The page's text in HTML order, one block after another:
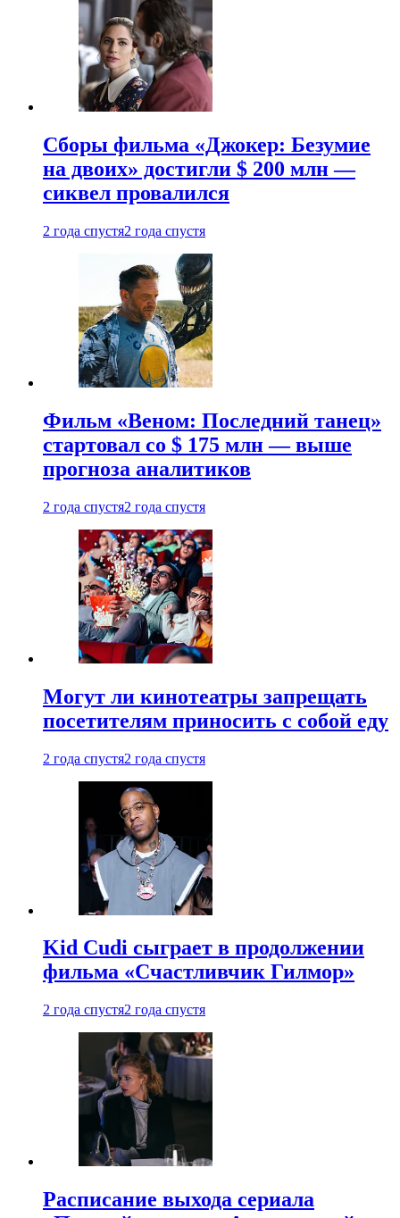
Сборы фильма «Джокер: Безумие
на двоих» достигли $ 200 млн —
сиквел провалился
2 года спустя2 года спустя
Фильм «Веном: Последний танец»
стартовал со $ 175 млн — выше
прогноза аналитиков
2 года спустя2 года спустя
Могут ли кинотеатры запрещать
посетителям приносить с собой еду
2 года спустя2 года спустя
Kid Cudi сыграет в продолжении
фильма «Счастливчик Гилмор»
2 года спустя2 года спустя
Расписание выхода сериала